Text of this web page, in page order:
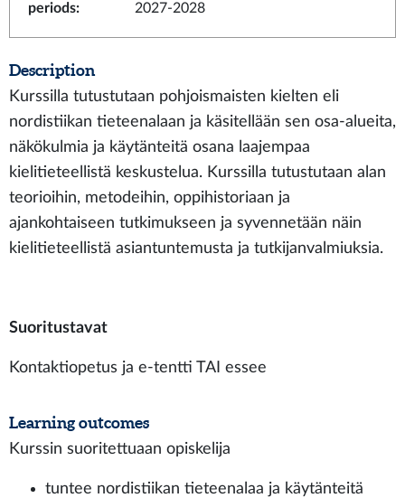
periods:
2027-2028
Description
Kurssilla tutustutaan pohjoismaisten kielten eli
nordistiikan tieteenalaan ja käsitellään sen osa-alueita,
näkökulmia ja käytänteitä osana laajempaa
kielitieteellistä keskustelua. Kurssilla tutustutaan alan
teorioihin, metodeihin, oppihistoriaan ja
ajankohtaiseen tutkimukseen ja syvennetään näin
kielitieteellistä asiantuntemusta ja tutkijanvalmiuksia.
Suoritustavat
Kontaktiopetus ja e-tentti TAI essee
Learning outcomes
Kurssin suoritettuaan opiskelija
tuntee nordistiikan tieteenalaa ja käytänteitä